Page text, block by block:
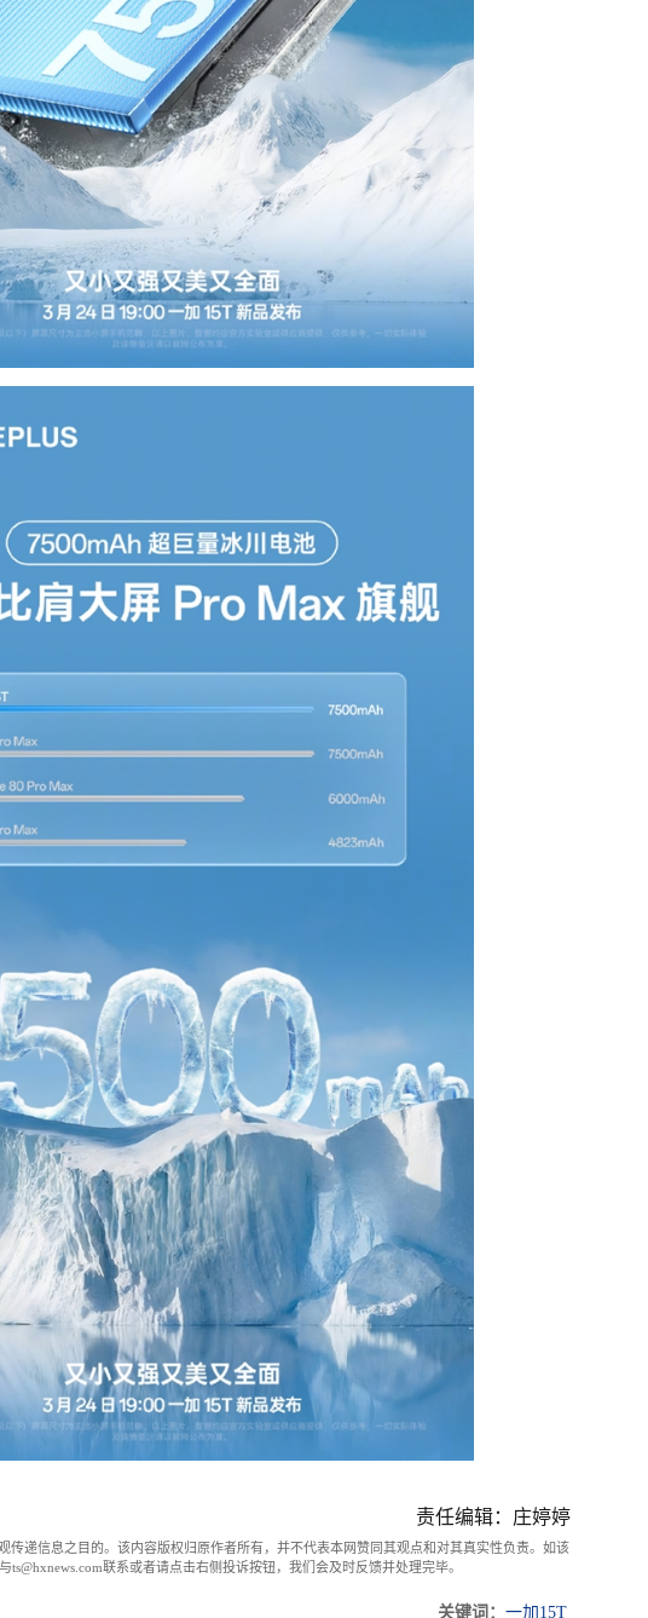
责任编辑：庄婷婷
传递信息之目的。该内容版权归原作者所有，并不代表本网赞同其观点和对其真实性负责。如该
ts@hxnews.com联系或者请点击右侧投诉按钮，我们会及时反馈并处理完毕。
关键词： 一加15T